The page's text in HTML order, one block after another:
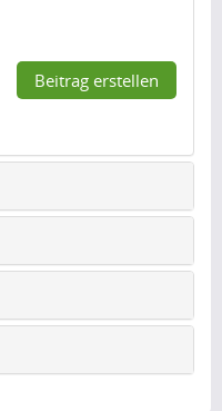
Beitrag erstellen